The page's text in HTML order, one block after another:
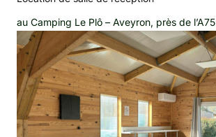
au Camping Le Plô – Aveyron, près de l’A75